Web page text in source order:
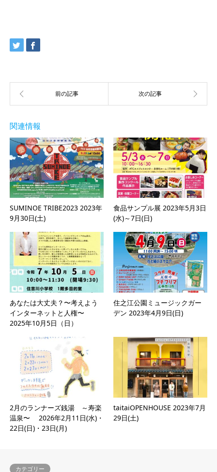
関連情報
SUMINOE TRIBE2023 2023年
9月30日(土)
食品サンプル展 2023年5月3日
(水)～7日(日)
あなたは大丈夫？〜考えよう
インターネットと人権〜
2025年10月5日（日）
住之江公園ミュージックガー
デン 2023年4月9日(日)
2月のランナーズ銭湯 ～寿楽
温泉〜 2026年2月11日(水)・
22日(日)・23日(月)
taitaiOPENHOUSE 2023年7月
29日(土)
カテゴリー